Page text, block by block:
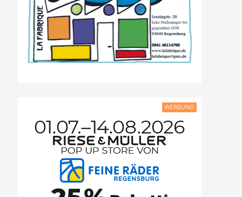
WERBUNG